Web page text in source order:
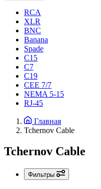
RCA
XLR
BNC
Banana
Spade
C15
С7
C19
CEE 7/7
NEMA 5-15
RJ-45
Главная
Tchernov Cable
Tchernov Cable
Фильтры